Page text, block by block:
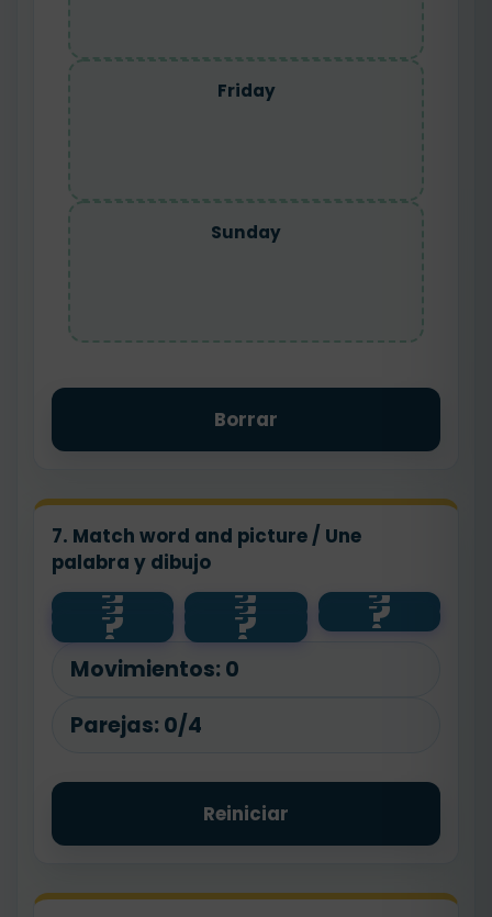
Friday
Sunday
Borrar
7. Match word and picture / Une
palabra y dibujo
?
2️⃣ ?
Tuesday ?
Monday
?
7️⃣ ?
Sunday ?
5️⃣
?
Friday ?
1️⃣
Movimientos: 0
Parejas: 0/4
Reiniciar